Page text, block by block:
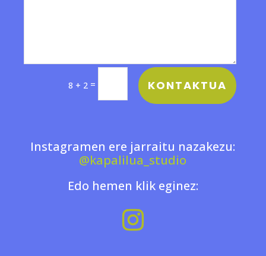
8 + 2 = KONTAKTUA
Instagramen ere jarraitu nazakezu:
@kapalilua_studio
Edo hemen klik eginez: